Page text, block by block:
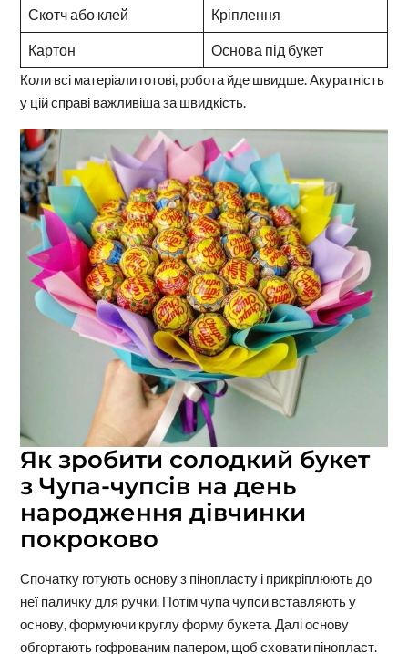
Скотч або клей Кріплення
Картон Основа під букет
Коли всі матеріали готові, робота йде швидше. Акуратність
у цій справі важливіша за швидкість.
Як зробити солодкий букет
з Чупа-чупсів на день
народження дівчинки
покроково
Спочатку готують основу з пінопласту і прикріплюють до
неї паличку для ручки. Потім чупа чупси вставляють у
основу, формуючи круглу форму букета. Далі основу
обгортають гофрованим папером, щоб сховати пінопласт.